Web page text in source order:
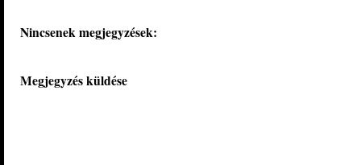
Nincsenek megjegyzések:
Megjegyzés küldése